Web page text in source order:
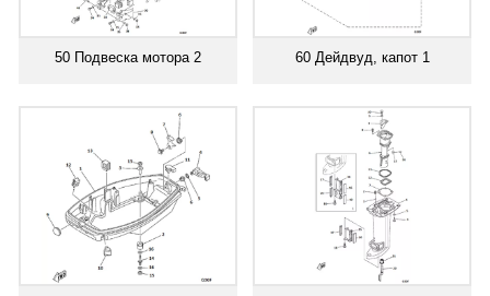
50 Подвеска мотора 2 60 Дейдвуд, капот 1